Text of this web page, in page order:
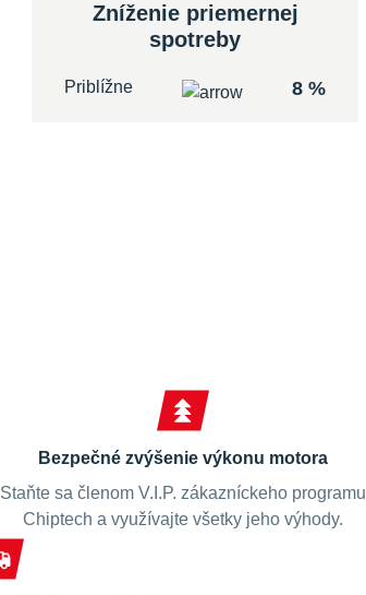
Zníženie priemernej
spotreby
Priblížne 8 %
Bezpečné zvýšenie výkonu motora
Staňte sa členom V.I.P. zákazníckeho programu
Chiptech a využívajte všetky jeho výhody.